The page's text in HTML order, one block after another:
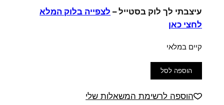
עיצבתי לך לוק בסטייל – לצפייה בלוק המלא
לחצי כאן
קיים במלאי
כמות
של
קולקציית
הוספה לסל
הוספה לרשימת המשאלות שלי